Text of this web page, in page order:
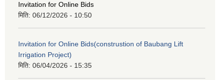
Invitation for Online Bids
मिति: 06/12/2026 - 10:50
Invitation for Online Bids(construstion of Baubang Lift
Irrigation Project)
मिति: 06/04/2026 - 15:35